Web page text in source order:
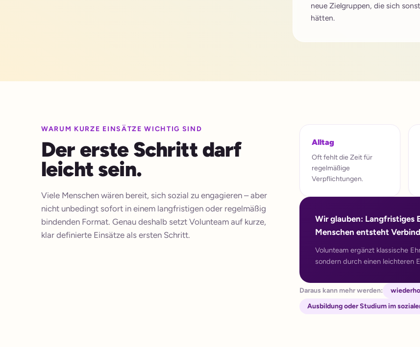
neue Zielgruppen, die sich
hätten.
WARUM KURZE EINSÄTZE WICHTIG SIND
Der erste Schritt darf
leicht sein.
Viele Menschen wären bereit, sich sozial zu engagieren – aber
nicht unbedingt sofort in einem langfristigen oder regelmäßig
bindenden Format. Genau deshalb setzt Volunteam auf kurze,
klar definierte Einsätze als ersten Schritt.
Alltag
Oft fehlt die Zeit für
regelmäßige
Verpflichtungen.
Wir glauben: Langfristiges
Menschen entsteht
Volunteam ergänzt klassische
sondern durch einen leichteren
Daraus kann mehr werden:
Ausbildung oder Studium im